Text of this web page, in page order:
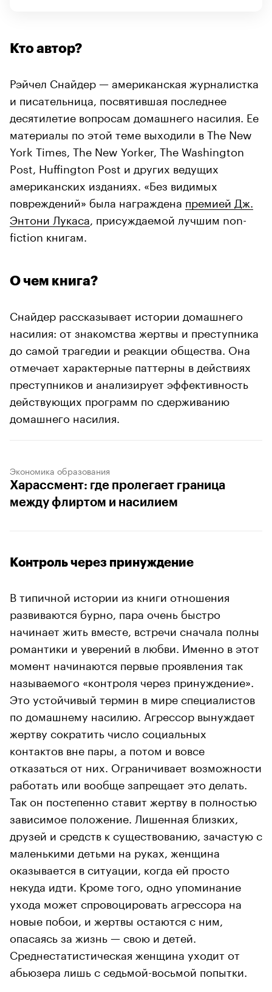
Кто автор?
Рэйчел Снайдер — американская журналистка
и писательница, посвятившая последнее
десятилетие вопросам домашнего насилия. Ее
материалы по этой теме выходили в The New
York Times, The New Yorker, The Washington
Post, Huffington Post и других ведущих
американских изданиях. «Без видимых
повреждений» была награждена премией Дж.
Энтони Лукаса , присуждаемой лучшим non-
fiction книгам.
О чем книга?
Снайдер рассказывает истории домашнего
насилия: от знакомства жертвы и преступника
до самой трагедии и реакции общества. Она
отмечает характерные паттерны в действиях
преступников и анализирует эффективность
действующих программ по сдерживанию
домашнего насилия.
Экономика образования
Харассмент: где пролегает граница
между флиртом и насилием
Контроль через принуждение
В типичной истории из книги отношения
развиваются бурно, пара очень быстро
начинает жить вместе, встречи сначала полны
романтики и уверений в любви. Именно в этот
момент начинаются первые проявления так
называемого «контроля через принуждение».
Это устойчивый термин в мире специалистов
по домашнему насилию. Агрессор вынуждает
жертву сократить число социальных
контактов вне пары, а потом и вовсе
отказаться от них. Ограничивает возможности
работать или вообще запрещает это делать.
Так он постепенно ставит жертву в полностью
зависимое положение. Лишенная близких,
друзей и средств к существованию, зачастую с
маленькими детьми на руках, женщина
оказывается в ситуации, когда ей просто
некуда идти. Кроме того, одно упоминание
ухода может спровоцировать агрессора на
новые побои, и жертвы остаются с ним,
опасаясь за жизнь — свою и детей.
Среднестатистическая женщина уходит от
абьюзера лишь с седьмой-восьмой попытки.